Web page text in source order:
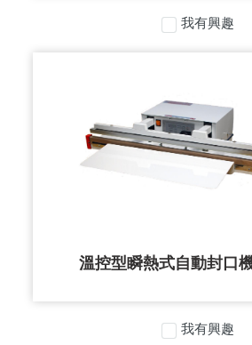
我有興趣
溫控型瞬熱式自動封口
我有興趣